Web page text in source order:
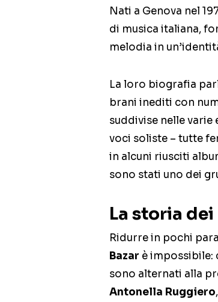
Nati a Genova nel
di musica italiana,
melodia in
La loro biografia
brani inediti con
suddivise nelle
voci soliste – tutte
in alcuni riusciti
sono stati uno dei
La storia
Ridurre in pochi
Bazar è impossibile:
sono alternati alla
Antonella Ruggiero